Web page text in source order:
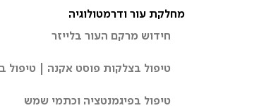
מחלקת עור ודרמטולוגיה
חידוש מרקם העור בלייזר
טיפול בצלקות פוסט אקנה | טיפול
טיפול בפיגמנטציה וכתמי שמש